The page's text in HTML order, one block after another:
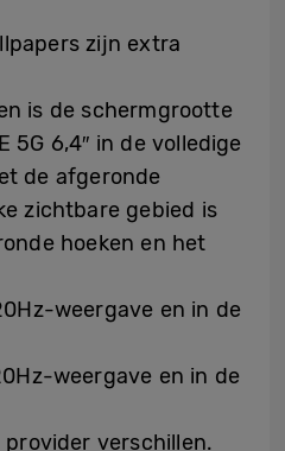
zijn extra
is de schermgrootte
5G 6,4″ in de volledige
de afgeronde
zichtbare gebied is
hoeken en het
weergave en in de
weergave en in de
verschillen.